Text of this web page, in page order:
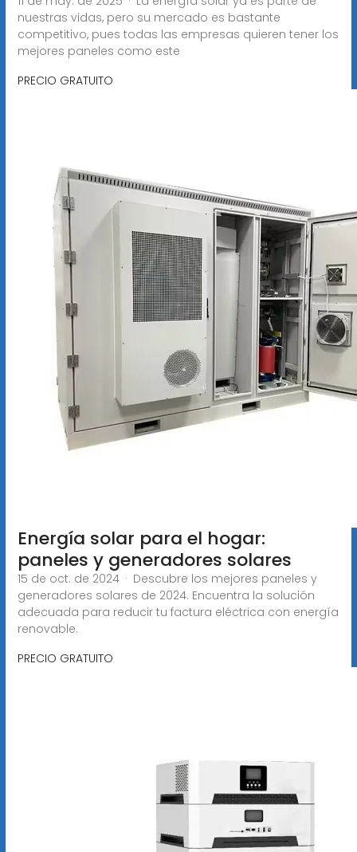
nuestras vidas, pero su mercado es bastante
competitivo, pues todas las empresas quieren tener los
mejores paneles como este
PRECIO GRATUITO
Energía solar para el hogar:
paneles y generadores solares
15 de oct. de 2024 · Descubre los mejores paneles y
generadores solares de 2024. Encuentra la solución
adecuada para reducir tu factura eléctrica con energía
renovable.
PRECIO GRATUITO